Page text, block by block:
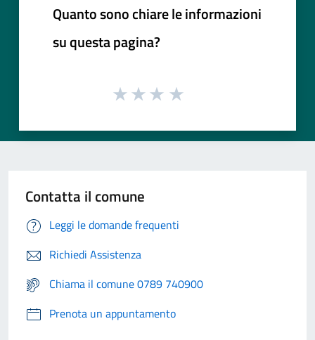
Quanto sono chiare le informazioni
su questa pagina?
Contatta il comune
Leggi le domande frequenti
Richiedi Assistenza
Chiama il comune 0789 740900
Prenota un appuntamento